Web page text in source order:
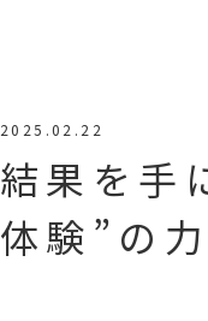
2025.02.22
結果を手
体験”の力